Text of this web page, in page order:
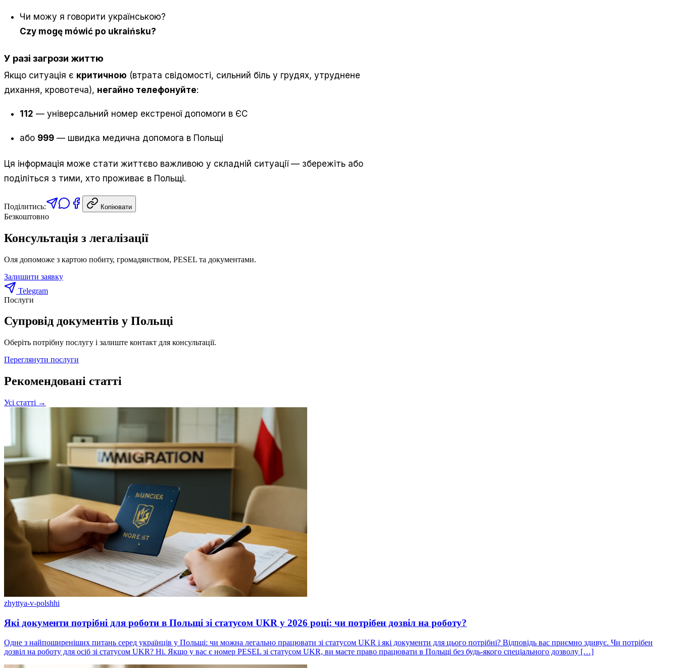
Чи можу я говорити українською?
Czy mogę mówić po ukraińsku?
У разі загрози життю
Якщо ситуація є критичною (втрата свідомості, сильний біль у грудях, утруднене
дихання, кровотеча), негайно телефонуйте:
112 — універсальний номер екстреної допомоги в ЄС
або 999 — швидка медична допомога в Польщі
Ця інформація може стати життєво важливою у складній ситуації — збережіть або
поділіться з тими, хто проживає в Польщі.
Поділитись: Копіювати
Безкоштовно
Консультація з легалізації
Оля допоможе з картою побиту, громадянством, PESEL та документами.
Залишити заявку
Telegram
Послуги
Супровід документів у Польщі
Оберіть потрібну послугу і залиште контакт для консультації.
Переглянути послуги
Рекомендовані статті
Усі статті →
zhyttya-v-polshhi
Які документи потрібні для роботи в Польщі зі статусом UKR у 2026 році: чи потрібен дозвіл на роботу?
Одне з найпоширеніших питань серед українців у Польщі: чи можна легально працювати зі статусом UKR і які документи для цього потрібні? Відповідь вас приємно здивує. Чи потрібен
дозвіл на роботу для осіб зі статусом UKR? Ні. Якщо у вас є номер PESEL зі статусом UKR, ви маєте право працювати в Польщі без будь-якого спеціального дозволу […]